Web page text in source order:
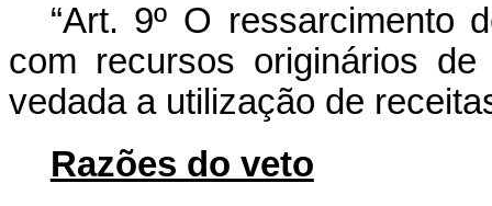
“Art. 9º O ressarcimento
com recursos originários
vedada a utilização de
Razões do veto